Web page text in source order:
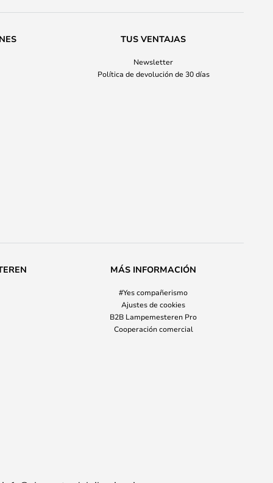
TUS VENTAJAS
Newsletter
Política de devolución de 30 días
MÁS INFORMACIÓN
#Yes compañerismo
Ajustes de cookies
B2B Lampemesteren Pro
Cooperación comercial